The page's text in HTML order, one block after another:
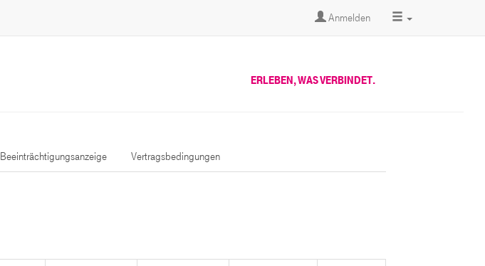
Anmelden
ERLEBEN, WAS VERBINDET.
Beeinträchtigungsanzeige Vertragsbedingungen